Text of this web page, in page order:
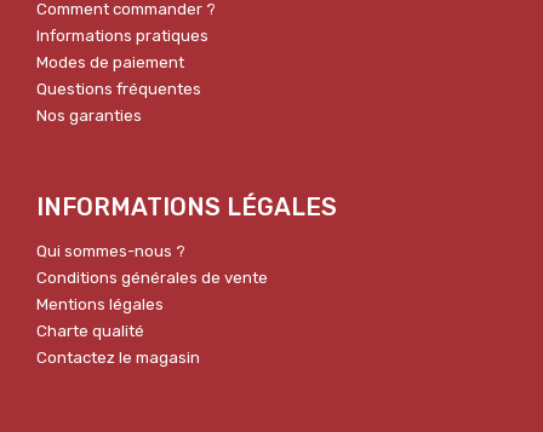
Comment commander ?
Informations pratiques
Modes de paiement
Questions fréquentes
Nos garanties
INFORMATIONS LÉGALES
Qui sommes-nous ?
Conditions générales de vente
Mentions légales
Charte qualité
Contactez le magasin